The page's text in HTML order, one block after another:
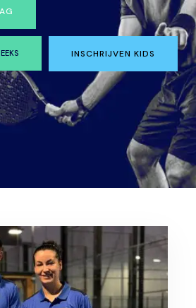
INSCHRIJVEN KIDS